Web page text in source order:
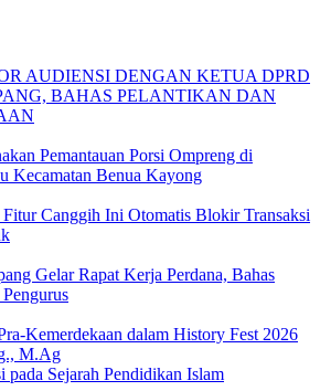
AUDIENSI DENGAN KETUA DPRD
BAHAS PELANTIKAN DAN
Pemantauan Porsi Ompreng di
Kecamatan Benua Kayong
Canggih Ini Otomatis Blokir Transaksi
Gelar Rapat Kerja Perdana, Bahas
Kemerdekaan dalam History Fest 2026
pada Sejarah Pendidikan Islam